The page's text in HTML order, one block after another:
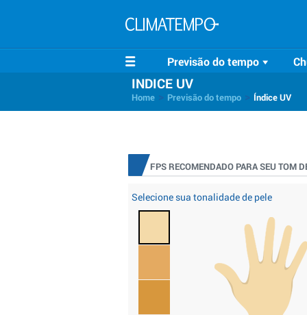
Previsão do tempo
INDICE UV
Home Previsão do tempo Índice UV
FPS RECOMENDADO PARA SEU TOM
Selecione sua tonalidade de pele